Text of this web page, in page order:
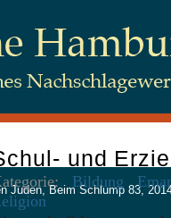
und
Bildung
Juden, Beim Schlump 83,